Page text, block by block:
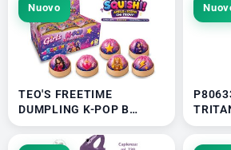
Nuovo
TEO'S FREETIME
DUMPLING K-POP B
8,5cm 81633 53126